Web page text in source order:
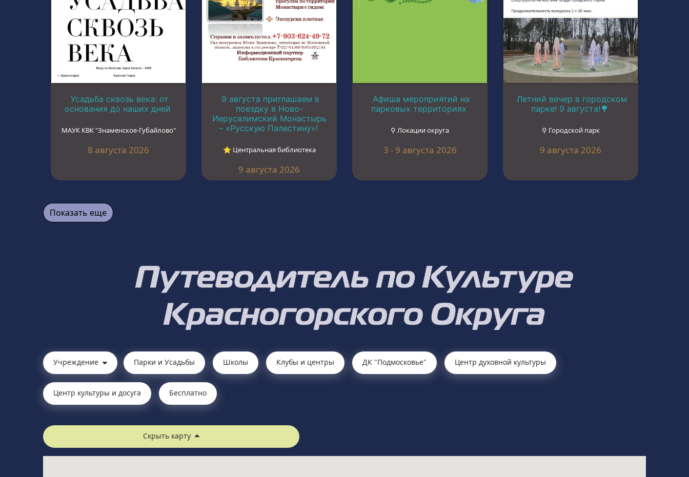
Усадьба сквозь века: от
основания до наших дней
МАУК КВК "Знаменское-Губайлово"
8 августа 2026
9 августа приглашаем в
поездку в Ново-
Иерусалимский Монастырь
– «Русскую Палестину»!
⭐︎ Центральная библиотека
9 августа 2026
Афиша мероприятий на
парковых территориях
⚲ Локации округа
3 - 9 августа 2026
Летний вечер в городском
парке! 9 августа!🌳
⚲ Городской парк
9 августа 2026
Показать еще
Учреждение Парки и Усадьбы Школы Клубы и центры ДК "Подмосковье" Центр духовной культуры
Центр культуры и досуга Бесплатно
Скрыть карту